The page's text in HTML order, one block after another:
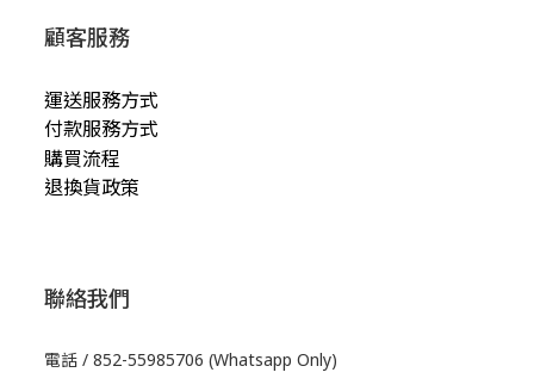
顧客服務
運送服務方式
付款服務方式
購買流程
退換貨政策
聯絡我們
電話 / 852-55985706 (Whatsapp Only)